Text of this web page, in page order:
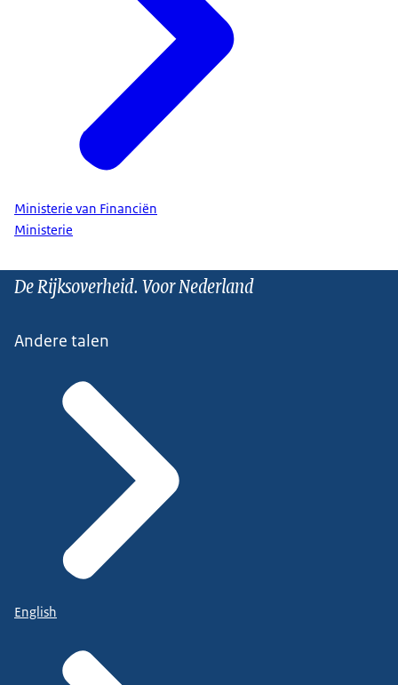
Ministerie van Financiën
Ministerie
De Rijksoverheid. Voor Nederland
Andere talen
English